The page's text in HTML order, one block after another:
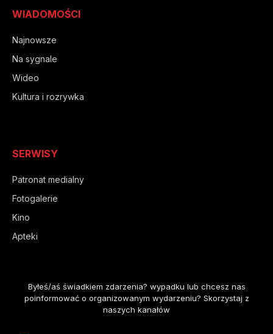
WIADOMOŚCI
Najnowsze
Na sygnale
Wideo
Kultura i rozrywka
SERWISY
Patronat medialny
Fotogalerie
Kino
Apteki
Byłeś/aś świadkiem zdarzenia? wypadku lub chcesz nas
poinformować o organizowanym wydarzeniu? Skorzystaj z
naszych kanałów